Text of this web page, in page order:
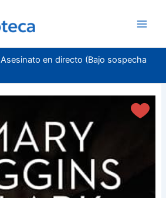
Asesinato en directo (Bajo sospecha